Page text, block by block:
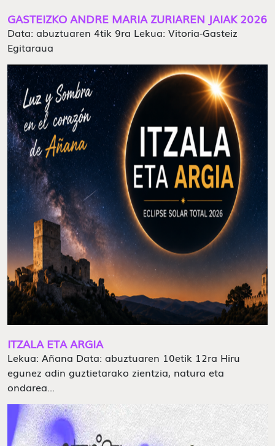
GASTEIZKO ANDRE MARIA ZURIAREN JAIAK 2026
Data: abuztuaren 4tik 9ra Lekua: Vitoria-Gasteiz
Egitaraua
ITZALA ETA ARGIA
Lekua: Añana Data: abuztuaren 10etik 12ra Hiru
egunez adin guztietarako zientzia, natura eta
ondarea...